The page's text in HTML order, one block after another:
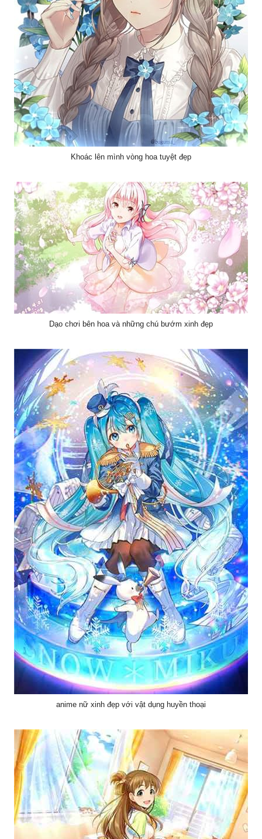
Khoác lên mình vòng hoa tuyệt đẹp
Dạo chơi bên hoa và những chú bướm xinh đẹp
anime nữ xinh đẹp với vật dụng huyền thoại